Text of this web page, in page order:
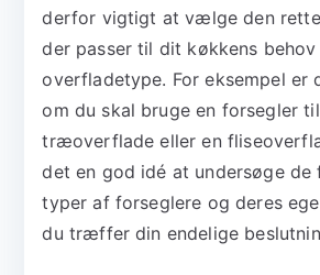
derfor vigtigt at vælge den
der passer til dit køkkens behov
overfladetype. For eksempel er
om du skal bruge en forsegler
træoverflade eller en
det en god idé at undersøge de
typer af forseglere og deres
du træffer din endelige